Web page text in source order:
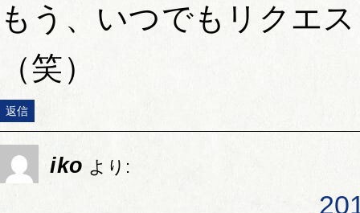
もう、いつでもリクエ
（笑）
返信
iko より: